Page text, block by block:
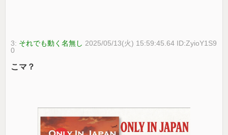
3: それでも動く名無し 2025/05/13(火) 15:59:45.64 ID:ZyioY1S9
0
こマ？